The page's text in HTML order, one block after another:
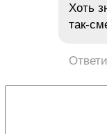
Хоть
так-